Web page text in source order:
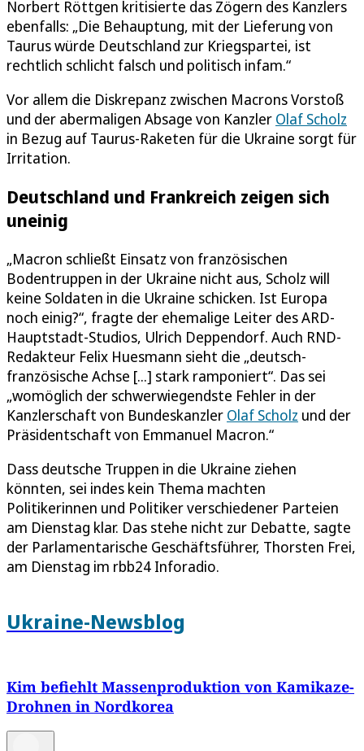
Norbert Röttgen kritisierte das Zögern des Kanzlers
ebenfalls: „Die Behauptung, mit der Lieferung von
Taurus würde Deutschland zur Kriegspartei, ist
rechtlich schlicht falsch und politisch infam.“
Vor allem die Diskrepanz zwischen Macrons Vorstoß
und der abermaligen Absage von Kanzler Olaf Scholz
in Bezug auf Taurus-Raketen für die Ukraine sorgt für
Irritation.
Deutschland und Frankreich zeigen sich
uneinig
„Macron schließt Einsatz von französischen
Bodentruppen in der Ukraine nicht aus, Scholz will
keine Soldaten in die Ukraine schicken. Ist Europa
noch einig?“, fragte der ehemalige Leiter des ARD-
Hauptstadt-Studios, Ulrich Deppendorf. Auch RND-
Redakteur Felix Huesmann sieht die „deutsch-
französische Achse [...] stark ramponiert“. Das sei
„womöglich der schwerwiegendste Fehler in der
Kanzlerschaft von Bundeskanzler Olaf Scholz und der
Präsidentschaft von Emmanuel Macron.“
Dass deutsche Truppen in die Ukraine ziehen
könnten, sei indes kein Thema machten
Politikerinnen und Politiker verschiedener Parteien
am Dienstag klar. Das stehe nicht zur Debatte, sagte
der Parlamentarische Geschäftsführer, Thorsten Frei,
am Dienstag im rbb24 Inforadio.
Ukraine-Newsblog
Kim befiehlt Massenproduktion von Kamikaze-
Drohnen in Nordkorea